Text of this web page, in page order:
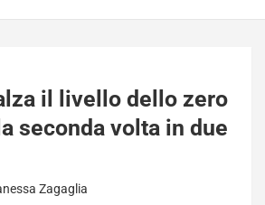
il livello dello zero
seconda volta in due
Zagaglia